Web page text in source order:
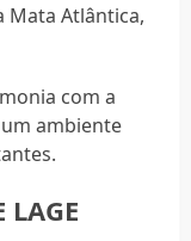
Mata Atlântica,
com a
ambiente
LAGE